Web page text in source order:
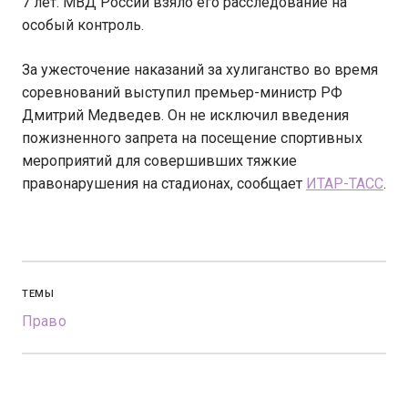
особый контроль.
За ужесточение наказаний за хулиганство во время
соревнований выступил премьер-министр РФ
Дмитрий Медведев. Он не исключил введения
пожизненного запрета на посещение спортивных
мероприятий для совершивших тяжкие
правонарушения на стадионах, сообщает ИТАР-ТАСС.
ТЕМЫ
Право